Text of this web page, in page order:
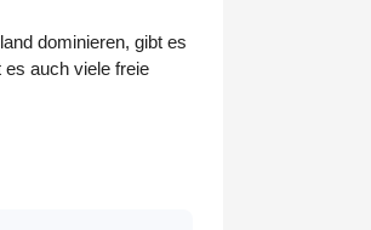
dominieren, gibt es
es auch viele freie